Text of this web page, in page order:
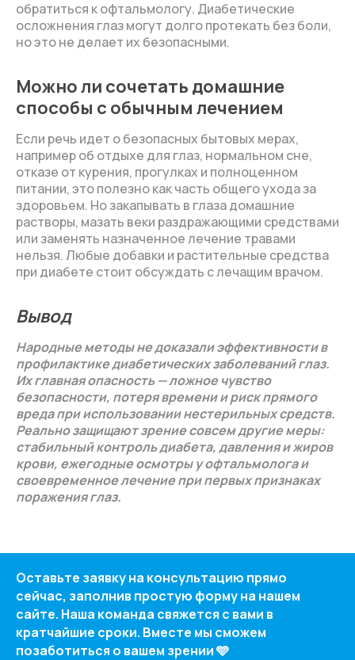
обратиться к офтальмологу. Диабетические
осложнения глаз могут долго протекать без боли,
но это не делает их безопасными.
Можно ли сочетать домашние
способы с обычным лечением
Если речь идет о безопасных бытовых мерах,
например об отдыхе для глаз, нормальном сне,
отказе от курения, прогулках и полноценном
питании, это полезно как часть общего ухода за
здоровьем. Но закапывать в глаза домашние
растворы, мазать веки раздражающими средствами
или заменять назначенное лечение травами
нельзя. Любые добавки и растительные средства
при диабете стоит обсуждать с лечащим врачом.
Вывод
Народные методы не доказали эффективности в
профилактике диабетических заболеваний глаз.
Их главная опасность — ложное чувство
безопасности, потеря времени и риск прямого
вреда при использовании нестерильных средств.
Реально защищают зрение совсем другие меры:
стабильный контроль диабета, давления и жиров
крови, ежегодные осмотры у офтальмолога и
своевременное лечение при первых признаках
поражения глаз.
Оставьте заявку на консультацию прямо
сейчас, заполнив простую форму на нашем
сайте. Наша команда свяжется с вами в
кратчайшие сроки. Вместе мы сможем
позаботиться о вашем зрении 🩵